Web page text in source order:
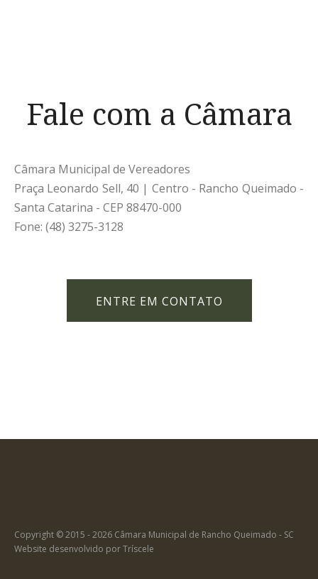
Fale com a Câmara
Câmara Municipal de Vereadores
Praça Leonardo Sell, 40 | Centro - Rancho Queimado -
Santa Catarina - CEP 88470-000
Fone: (48) 3275-3128
ENTRE EM CONTATO
Copyright © 2015 - 2026 Câmara Municipal de Rancho Queimado - SC
Website desenvolvido porTríscele